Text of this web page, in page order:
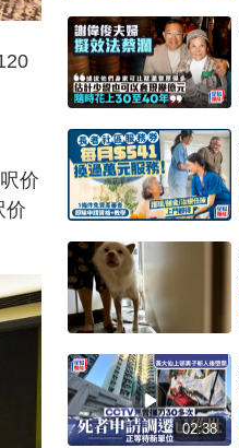
价
价
02:38